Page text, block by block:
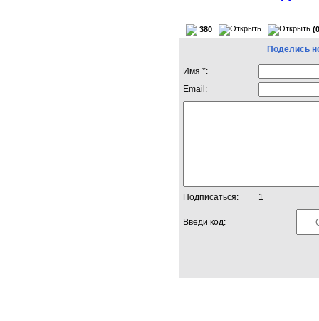
380
Поделись
Имя *:
Email:
Подписаться: 1
Введи код: